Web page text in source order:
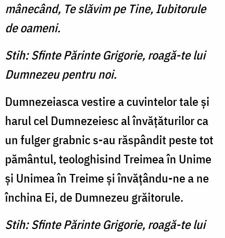
mânecând, Te slăvim pe Tine, Iubitorule
de oameni.
Stih: Sfinte Părinte Grigorie, roagă-te lui
Dumnezeu pentru noi.
Dumnezeiasca vestire a cuvintelor tale şi
harul cel Dumnezeiesc al învăţăturilor ca
un fulger grabnic s-au răspândit peste tot
pământul, teologhisind Treimea în Unime
şi Unimea în Treime şi învăţându-ne a ne
închina Ei, de Dumnezeu grăitorule.
Stih: Sfinte Părinte Grigorie, roagă-te lui